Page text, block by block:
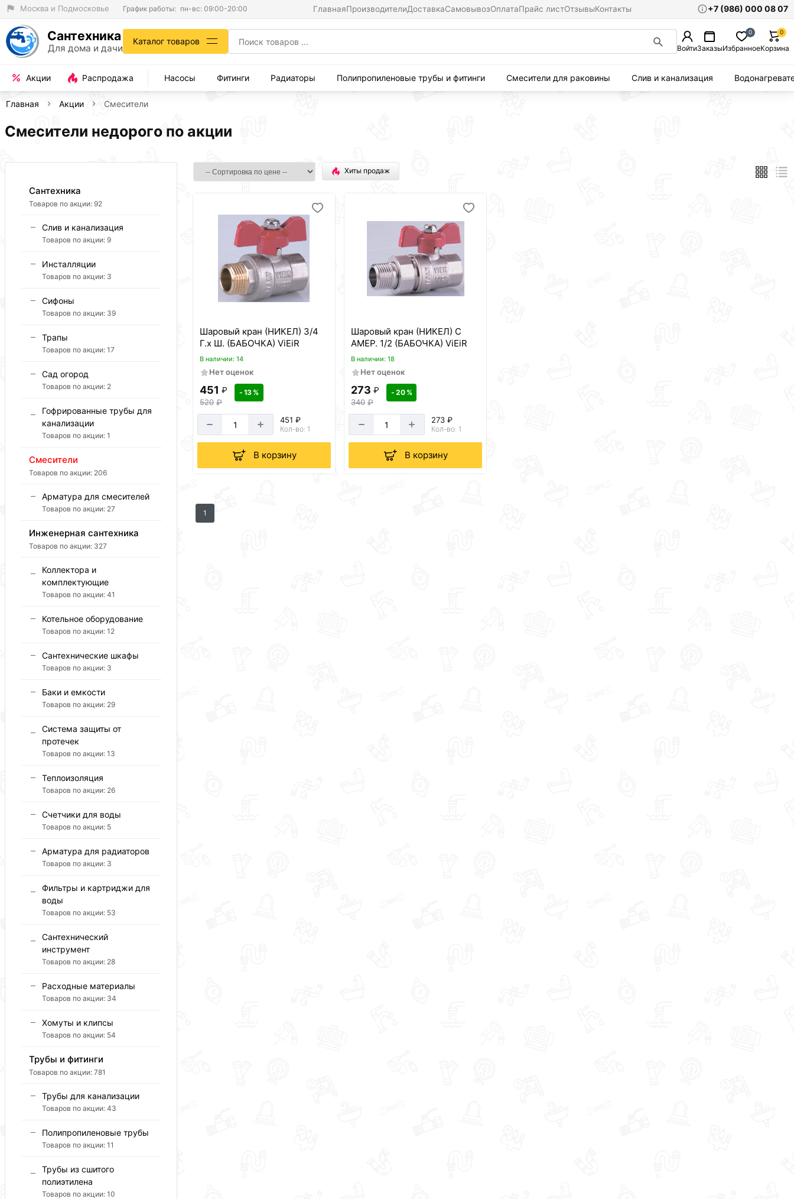
Москва и Подмосковье График работы: пн-вс: 09:00-20:00 ГлавнаяПроизводителиДоставкаСамовывозОплатаПрайс листОтзывыКонтакты +7 (986) 000 08 07
Сантехника
Для дома и дачи
Каталог товаров
ВойтиЗаказыИзбранное
0
Корзина
0
Акции Распродажа Насосы Фитинги Радиаторы Полипропиленовые трубы и фитинги Смесители для раковины Слив и канализация
Главная Акции Смесители
Смесители недорого по акции
Сантехника
Товаров по акции: 92
Слив и канализация
Товаров по акции: 9
Инсталляции
Товаров по акции: 3
Сифоны
Товаров по акции: 39
Трапы
Товаров по акции: 17
Сад огород
Товаров по акции: 2
Гофрированные трубы для
канализации
Товаров по акции: 1
Смесители
Товаров по акции: 206
Арматура для смесителей
Товаров по акции: 27
Инженерная сантехника
Товаров по акции: 327
Коллектора и
комплектующие
Товаров по акции: 41
Котельное оборудование
Товаров по акции: 12
Сантехнические шкафы
Товаров по акции: 3
Баки и емкости
Товаров по акции: 29
Система защиты от
протечек
Товаров по акции: 13
Теплоизоляция
Товаров по акции: 26
Счетчики для воды
Товаров по акции: 5
Арматура для радиаторов
Товаров по акции: 3
Фильтры и картриджи для
воды
Товаров по акции: 53
Сантехнический
инструмент
Товаров по акции: 28
Расходные материалы
Товаров по акции: 34
Хомуты и клипсы
Товаров по акции: 54
Трубы и фитинги
Товаров по акции: 781
Трубы для канализации
Товаров по акции: 43
Полипропиленовые трубы
Товаров по акции: 11
Трубы из сшитого
полиэтилена
Товаров по акции: 10
Хиты продаж
Шаровый кран (НИКЕЛ) 3/4
Г.х Ш. (БАБОЧКА) ViEiR
В наличии: 14
Нет оценок
451 ₽
520 ₽
- 13 %
451 ₽
Кол-во: 1
В корзину
Шаровый кран (НИКЕЛ) С
АМЕР. 1/2 (БАБОЧКА) ViEiR
В наличии: 18
Нет оценок
273 ₽
340 ₽
- 20 %
273 ₽
Кол-во: 1
В корзину
1